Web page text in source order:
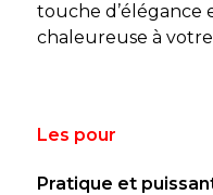
touche d’élégance
chaleureuse à
Les pour
Pratique et